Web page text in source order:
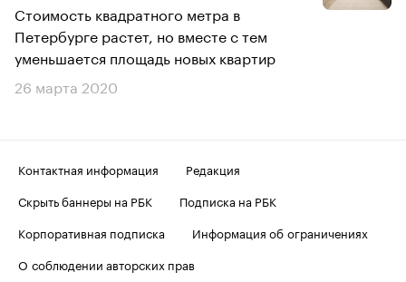
Стоимость квадратного метра в
Петербурге растет, но вместе с тем
уменьшается площадь новых квартир
26 марта 2020
Контактная информация
Редакция
Скрыть баннеры на РБК
Подписка на РБК
Корпоративная подписка
Информация об ограничениях
О соблюдении авторских прав